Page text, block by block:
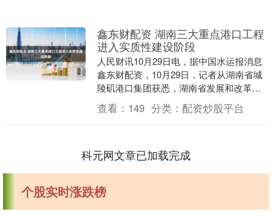
鑫东财配资 湖南三大重点港口工程
进入实质性建设阶段
人民财讯10月29日电，据中国水运报消息
鑫东财配资，10月29日，记者从湖南省城
陵矶港口集团获悉，湖南省发展和改革委
员会已于日前核准批复岳阳港虞公港区二
期工程，....
查看： 149 分类： 配资炒股平台
科元网文章已加载完成
个股实时涨跌榜